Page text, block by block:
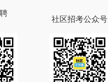
社区招考公众号